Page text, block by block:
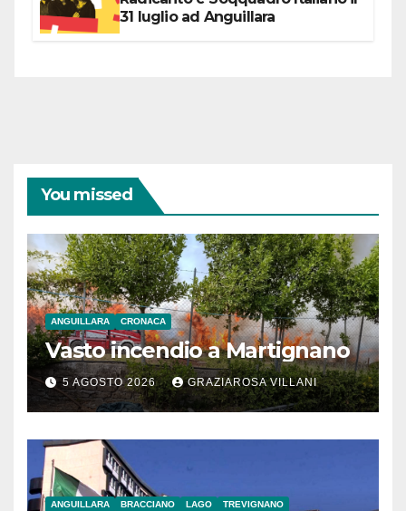
31 luglio ad Anguillara
You missed
ANGUILLARA CRONACA
Vasto incendio a Martignano
5 AGOSTO 2026 GRAZIAROSA VILLANI
ANGUILLARA BRACCIANO LAGO TREVIGNANO